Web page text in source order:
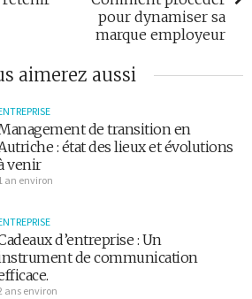
pour dynamiser sa
marque employeur
aimerez aussi
de transition en
: état des lieux et évolutions
venir
an environ
d’entreprise : Un
de communication
ans environ